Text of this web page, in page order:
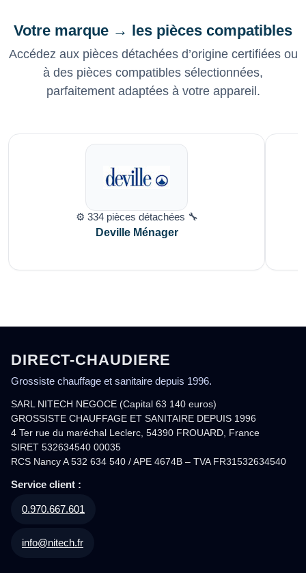
Votre marque → les pièces compatibles
Accédez aux pièces détachées d’origine certifiées ou
à des pièces compatibles sélectionnées,
parfaitement adaptées à votre appareil.
⚙️ 334 pièces détachées 🔧
Deville Ménager
DIRECT-CHAUDIERE
Grossiste chauffage et sanitaire depuis 1996.
SARL NITECH NEGOCE (Capital 63 140 euros)
GROSSISTE CHAUFFAGE ET SANITAIRE DEPUIS 1996
4 Ter rue du maréchal Leclerc, 54390 FROUARD, France
SIRET 532634540 00035
RCS Nancy A 532 634 540 / APE 4674B – TVA FR31532634540
Service client :
0.970.667.601
info@nitech.fr